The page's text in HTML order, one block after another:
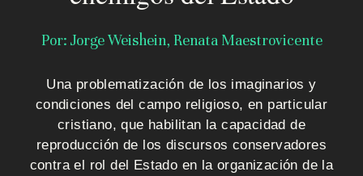
i
i
o
Por: Jorge Weishein, Renata Maestrovicente
Una problematización de los imaginarios y
condiciones del campo religioso, en particular
cristiano, que habilitan la capacidad de
reproducción de los discursos conservadores
contra el rol del Estado en la organización de la